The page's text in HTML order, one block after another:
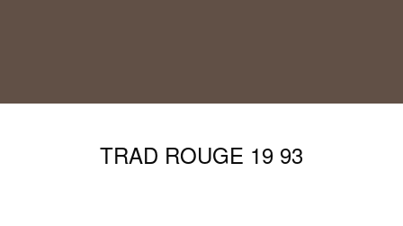
TRAD ROUGE 19 93